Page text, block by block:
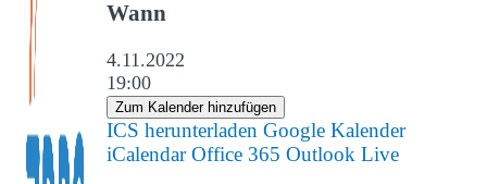
Wann
4.11.2022
19:00
Zum Kalender hinzufügen
ICS herunterladen Google Kalender
iCalendar Office 365 Outlook Live